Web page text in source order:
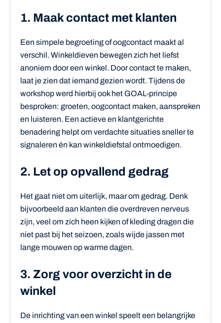
1. Maak contact met klanten
Een simpele begroeting of oogcontact maakt al
verschil. Winkeldieven bewegen zich het liefst
anoniem door een winkel. Door contact te maken,
laat je zien dat iemand gezien wordt. Tijdens de
workshop werd hierbij ook het GOAL-principe
besproken: groeten, oogcontact maken, aanspreken
en luisteren. Een actieve en klantgerichte
benadering helpt om verdachte situaties sneller te
signaleren én kan winkeldiefstal ontmoedigen.
2. Let op opvallend gedrag
Het gaat niet om uiterlijk, maar om gedrag. Denk
bijvoorbeeld aan klanten die overdreven nerveus
zijn, veel om zich heen kijken of kleding dragen die
niet past bij het seizoen, zoals wijde jassen met
lange mouwen op warme dagen.
3. Zorg voor overzicht in de
winkel
De inrichting van een winkel speelt een belangrijke